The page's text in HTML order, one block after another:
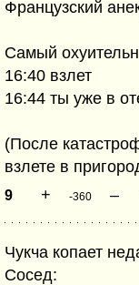
Французский
Самый
16:40 взлет
16:44 ты уже в
(После
взлете в
9 + -360 –
Чукча копает
Сосед: